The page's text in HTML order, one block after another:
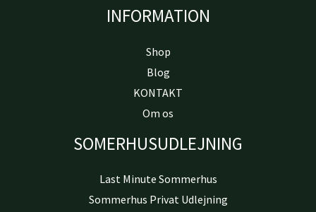
INFORMATION
Shop
Blog
KONTAKT
Om os
SOMERHUSUDLEJNING
Last Minute Sommerhus
Sommerhus Privat Udlejning